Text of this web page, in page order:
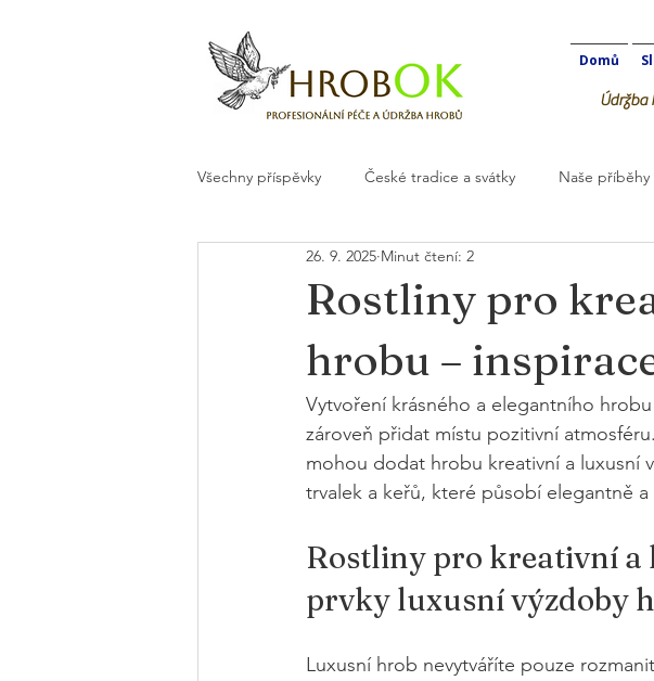
Domů
Údržba
Všechny příspěvky České tradice a svátky Naše příběhy
Květiny a dekorace na hrob HrobOK
Rostliny pro
hrobu –
26. 9. 2025 Minut čtení: 2
Vytvoření krásného a elegantního
zároveň přidat místu pozitivní
mohou dodat hrobu kreativní a luxusní
trvalek a keřů, které působí elegantně a
Rostliny pro kreativní a
prvky luxusní výzdoby
Luxusní hrob nevytváříte pouze